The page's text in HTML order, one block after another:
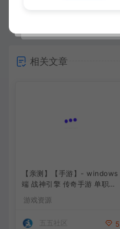
相关文章
【亲测】【手游】- windows
端 战神引擎 传奇手游 单职业
版 安卓+苹果+教程+工具
游戏资源
五五社区 5